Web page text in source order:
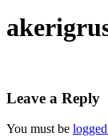
Leave a Reply
You must be